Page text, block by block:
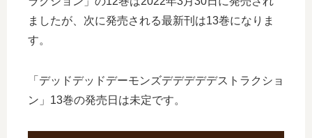
ましたが、次に発売される最新刊は13巻になりま
す。
「デッドデッドデーモンズデデデデデストラクショ
ン」13巻の発売日は未定です。